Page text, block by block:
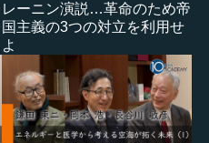
レーニン演説…革命のため帝
国主義の3つの対立を利用せ
よ